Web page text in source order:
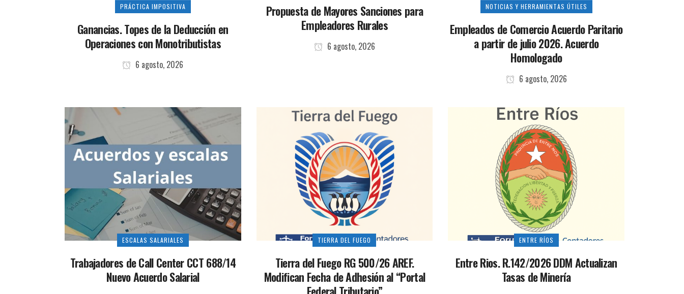
PRÁCTICA IMPOSITIVA
Ganancias. Topes de la Deducción en
Operaciones con Monotributistas
6 agosto, 2026
Propuesta de Mayores Sanciones para
Empleadores Rurales
6 agosto, 2026
NOTICIAS Y HERRAMIENTAS ÚTILES
Empleados de Comercio Acuerdo Paritario
a partir de julio 2026. Acuerdo
Homologado
6 agosto, 2026
ESCALAS SALARIALES
Trabajadores de Call Center CCT 688/14
Nuevo Acuerdo Salarial
TIERRA DEL FUEGO
Tierra del Fuego RG 500/26 AREF.
Modifican Fecha de Adhesión al “Portal
ENTRE RÍOS
Entre Rios. R.142/2026 DDM Actualizan
Tasas de Minería